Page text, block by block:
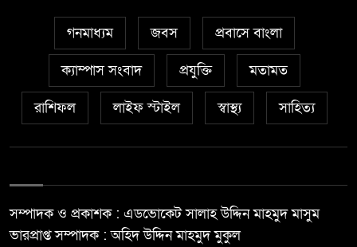
গনমাধ্যম জবস প্রবাসে বাংলা
ক্যাম্পাস সংবাদ প্রযুক্তি মতামত
রাশিফল লাইফ স্টাইল স্বাস্থ্য সাহিত্য
সম্পাদক ও প্রকাশক : এডভোকেট সালাহ উদ্দিন মাহমুদ মাসুম
ভারপ্রাপ্ত সম্পাদক : অহিদ উদ্দিন মাহমুদ মুকুল